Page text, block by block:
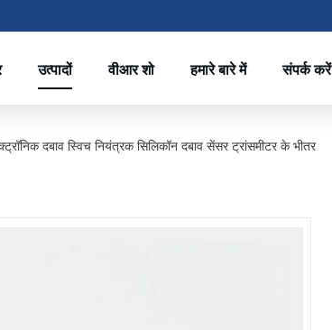
उत्पादों वीआर शो हमारे बारे में संपर्क करें
दबाव स्विच नियंत्रक सिलिकॉन दबाव सेंसर ट्रांसमीटर के भीतर